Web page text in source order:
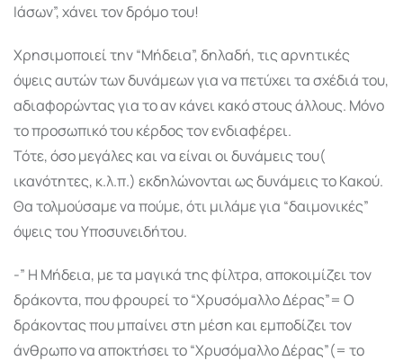
Ιάσων”, χάνει τον δρόμο του!
Χρησιμοποιεί την “Μήδεια”, δηλαδή, τις αρνητικές
όψεις αυτών των δυνάμεων για να πετύχει τα σχέδιά του,
αδιαφορώντας για το αν κάνει κακό στους άλλους. Μόνο
το προσωπικό του κέρδος τον ενδιαφέρει.
Τότε, όσο μεγάλες και να είναι οι δυνάμεις του(
ικανότητες, κ.λ.π.) εκδηλώνονται ως δυνάμεις το Κακού.
Θα τολμούσαμε να πούμε, ότι μιλάμε για “δαιμονικές”
όψεις του Υποσυνειδήτου.
-” Η Μήδεια, με τα μαγικά της φίλτρα, αποκοιμίζει τον
δράκοντα, που φρουρεί το “Χρυσόμαλλο Δέρας”= Ο
δράκοντας που μπαίνει στη μέση και εμποδίζει τον
άνθρωπο να αποκτήσει το “Χρυσόμαλλο Δέρας”(= το